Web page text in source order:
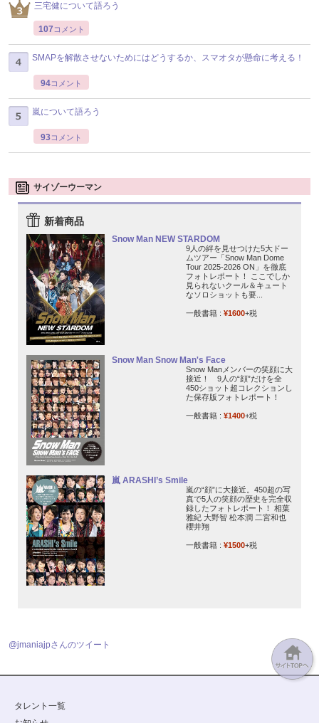
三宅健について語ろう
107 コメント
SMAPを解散させないためにはどうするか、スマオタが懸命に考える！
94コメント
嵐について語ろう
93コメント
サイゾーウーマン
新着商品
Snow Man NEW STARDOM
9人の絆を見せつけた5大ドー
ムツアー「Snow Man Dome
Tour 2025-2026 ON」を徹底
フォトレポート！ ここでしか
見られないクール＆キュート
なソロショットも要...
一般書籍 : ¥1600+税
Snow Man Snow Man's Face
Snow Manメンバーの笑顔に大
接近！ 9人の“顔”だけを全
450ショット超コレクションし
た保存版フォトレポート！
一般書籍 : ¥1400+税
嵐 ARASHI’s Smile
嵐の“顔”に大接近。450超の写
真で5人の笑顔の歴史を完全収
録したフォトレポート！ 相葉
雅紀 大野智 松本潤 二宮和也
櫻井翔
一般書籍 : ¥1500+税
@jmaniajpさんのツイート
タレント一覧